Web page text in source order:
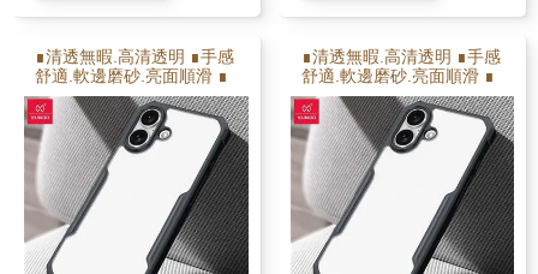
∎清透無暇.高清透明 ∎手感
舒適.軟邊磨砂.亮面順滑 ∎
保護射像頭.高出射像頭2M
M ∎防撞耐摔.增加氣囊瓦
解充擊力 ∎軟硬雙倍保護
∎清透無暇.高清透明 ∎手感
舒適.軟邊磨砂.亮面順滑 ∎
保護射像頭.高出射像頭2M
M ∎防撞耐摔.增加氣囊瓦
解充擊力 ∎軟硬雙倍保護